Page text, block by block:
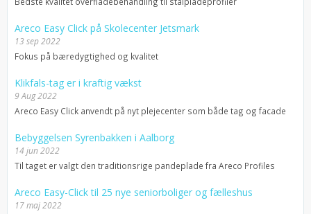
Areco Easy Click på Skolecenter Jetsmark
13 sep 2022
Fokus på bæredygtighed og kvalitet
Klikfals-tag er i kraftig vækst
9 Aug 2022
Areco Easy Click anvendt på nyt plejecenter som både tag og facade
Bebyggelsen Syrenbakken i Aalborg
14 jun 2022
Til taget er valgt den traditionsrige pandeplade fra Areco Profiles
Areco Easy-Click til 25 nye seniorboliger og fælleshus
17 maj 2022